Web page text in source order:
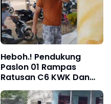
Heboh.! Pendukung
Paslon 01 Rampas
Ratusan C6 KWK Dan
Mengancam Petugas
Dengan Sajam*